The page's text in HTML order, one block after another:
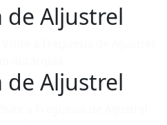
de Aljustrel
de Aljustrel